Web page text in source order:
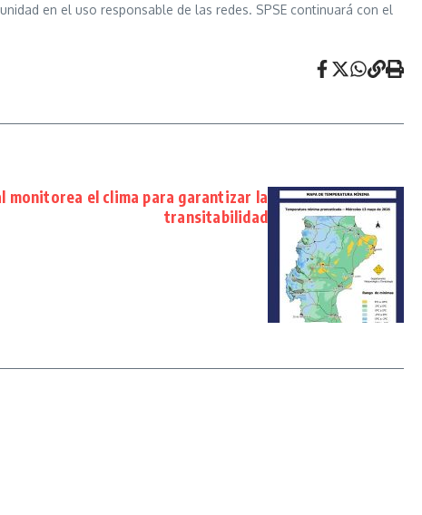
en el uso responsable de las redes. SPSE continuará con el
monitorea el clima para garantizar la
transitabilidad